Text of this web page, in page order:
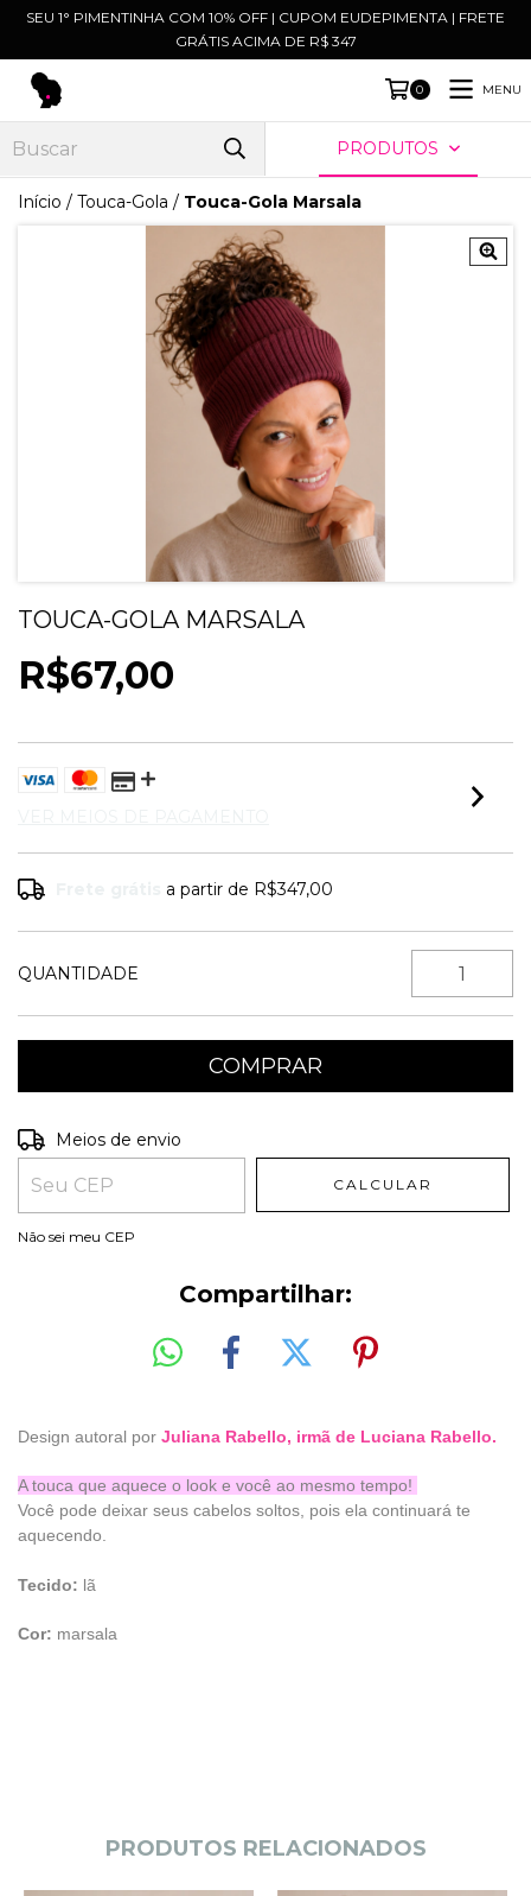
SEU 1° PIMENTINHA COM 10% OFF | CUPOM EUDEPIMENTA | FRETE
GRÁTIS ACIMA DE R$ 347
0 MENU
PRODUTOS
Início / Touca-Gola / Touca-Gola Marsala
TOUCA-GOLA MARSALA
R$67,00
a partir de R$347,00
QUANTIDADE
Entregas para o CEP:
Meios de envio
CALCULAR
Não sei meu CEP
Compartilhar:
Design autoral por Juliana Rabello, irmã de Luciana Rabello.
A touca que aquece o look e você ao mesmo tempo!
Você pode deixar seus cabelos soltos, pois ela continuará te
aquecendo.
Tecido: lã
Cor: marsala
PRODUTOS RELACIONADOS